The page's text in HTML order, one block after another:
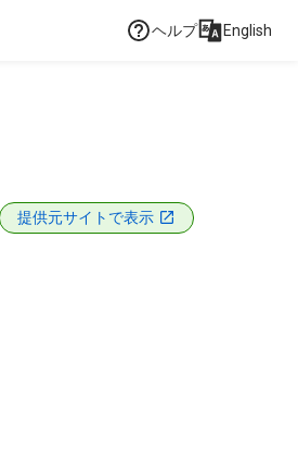
ヘルプ English
提供元サイトで表示